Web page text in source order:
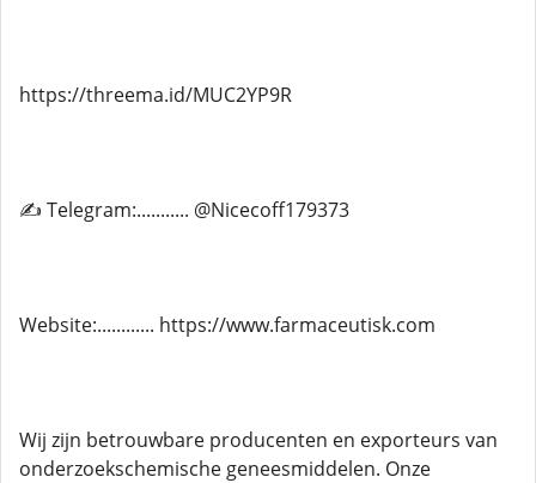
https://threema.id/MUC2YP9R
✍ Telegram:........... @Nicecoff179373
Website:............ https://www.farmaceutisk.com
Wij zijn betrouwbare producenten en exporteurs van
onderzoekschemische geneesmiddelen. Onze